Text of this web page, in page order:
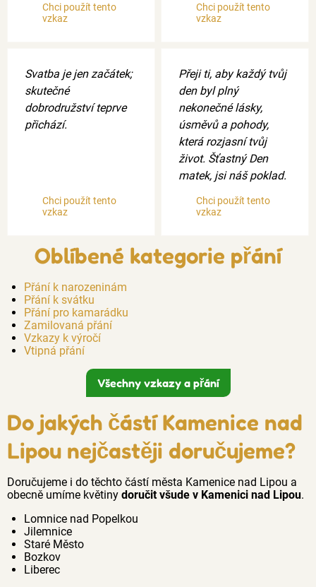
Chci použít tento
vzkaz
Chci použít tento
vzkaz
Svatba je jen začátek;
skutečné
dobrodružství teprve
přichází.
Chci použít tento
vzkaz
Přeji ti, aby každý tvůj
den byl plný
nekonečné lásky,
úsměvů a pohody,
která rozjasní tvůj
život. Šťastný Den
matek, jsi náš poklad.
Chci použít tento
vzkaz
Oblíbené kategorie přání
Přání k narozeninám
Přání k svátku
Přání pro kamarádku
Zamilovaná přání
Vzkazy k výročí
Vtipná přání
Všechny vzkazy a přání
Do jakých částí Kamenice nad
Lipou nejčastěji doručujeme?
Doručujeme i do těchto částí města Kamenice nad Lipou a
obecně umíme květiny doručit všude v Kamenici nad Lipou.
Lomnice nad Popelkou
Jilemnice
Staré Město
Bozkov
Liberec